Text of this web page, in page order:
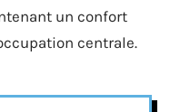
un confort
centrale.